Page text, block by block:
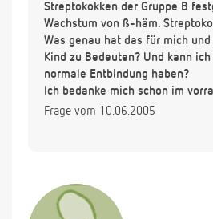
Streptokokken der Gruppe B
Wachstum von ß-häm.
Was genau hat das für mich
Kind zu Bedeuten? Und kann
normale Entbindung haben?
Ich bedanke mich schon im
Frage vom 10.06.2005